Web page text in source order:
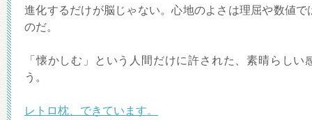
進化するだけが脳じゃない。心地のよさは理屈や数値で
のだ。
「懐かしむ」という人間だけに許された、素晴らしい
う。
レトロ枕、できています。